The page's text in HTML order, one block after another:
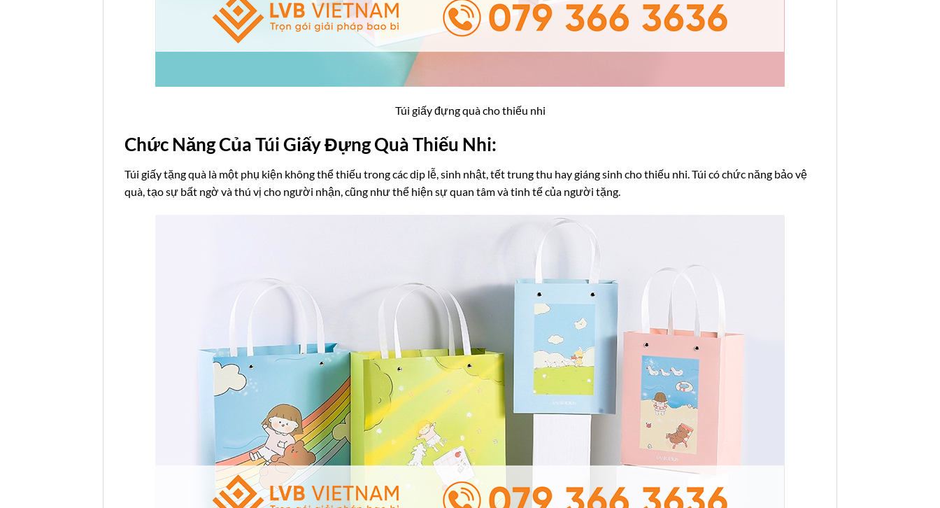
Túi giấy đựng quà cho thiếu nhi
Chức Năng Của Túi Giấy Đựng Quà Thiếu Nhi:
Túi giấy tặng quà là một phụ kiện không thể thiếu trong các dịp lễ, sinh nhật, tết trung thu hay giáng sinh cho thiếu nhi. Túi có chức năng bảo vệ
quà, tạo sự bất ngờ và thú vị cho người nhận, cũng như thể hiện sự quan tâm và tinh tế của người tặng.